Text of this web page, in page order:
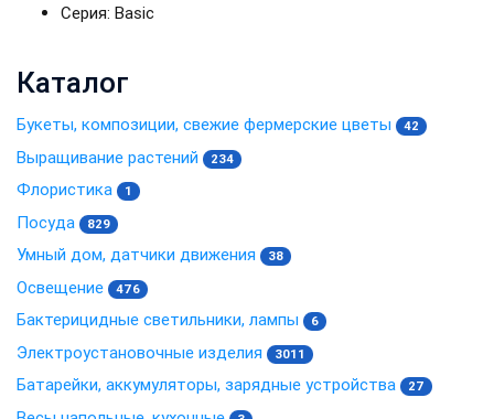
Серия: Basic
Каталог
Букеты, композиции, свежие фермерские цветы 42
Выращивание растений 234
Флористика 1
Посуда 829
Умный дом, датчики движения 38
Освещение 476
Бактерицидные светильники, лампы 6
Электроустановочные изделия 3011
Батарейки, аккумуляторы, зарядные устройства 27